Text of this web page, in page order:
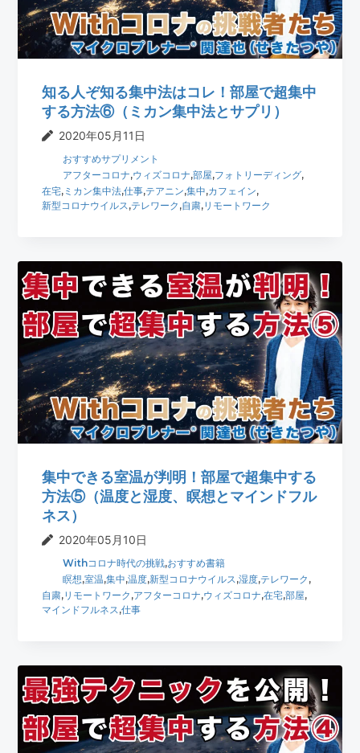
知る人ぞ知る集中法はコレ！部屋で超集中
する方法⑥（ミカン集中法とサプリ）
2020年05月11日
おすすめサプリメント
アフターコロナ,ウィズコロナ,部屋,フォトリーディング,
在宅, ミカン集中法,仕事,テアニン,集中,カフェイン,
新型コロナウイルス,テレワーク ,自粛,リモートワーク
集中できる室温が判明！部屋で超集中する
方法⑤（温度と湿度、瞑想とマインドフル
ネス）
2020年05月10日
Withコロナ時代の挑戦,おすすめ書籍
瞑想,室温,集中,温度,新型コロナウイルス ,湿度,テレワーク ,
自粛,リモートワーク ,アフターコロナ,ウィズコロナ,在宅,部屋,
マインドフルネス ,仕事